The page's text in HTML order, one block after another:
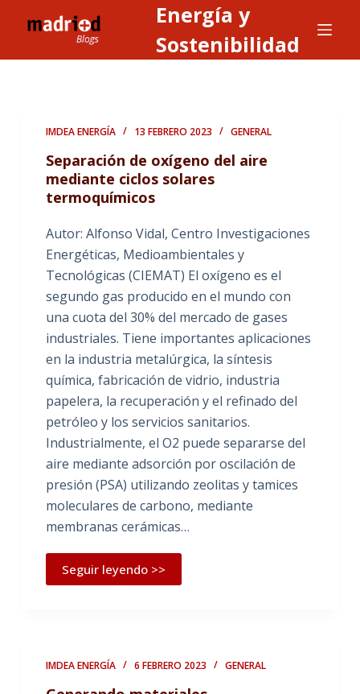
l
Energía y
Sostenibilidad
IMDEA ENERGÍA 13 FEBRERO 2023 GENERAL
Separación de oxígeno del aire
mediante ciclos solares
termoquímicos
Autor: Alfonso Vidal, Centro Investigaciones
Energéticas, Medioambientales y
Tecnológicas (CIEMAT) El oxígeno es el
segundo gas producido en el mundo con
una cuota del 30% del mercado de gases
industriales. Tiene importantes aplicaciones
en la industria metalúrgica, la síntesis
química, fabricación de vidrio, industria
papelera, la recuperación y el refinado del
petróleo y los servicios sanitarios.
Industrialmente, el O2 puede separarse del
aire mediante adsorción por oscilación de
presión (PSA) utilizando zeolitas y tamices
moleculares de carbono, mediante
membranas cerámicas…
Seguir leyendo >>
IMDEA ENERGÍA 6 FEBRERO 2023 GENERAL